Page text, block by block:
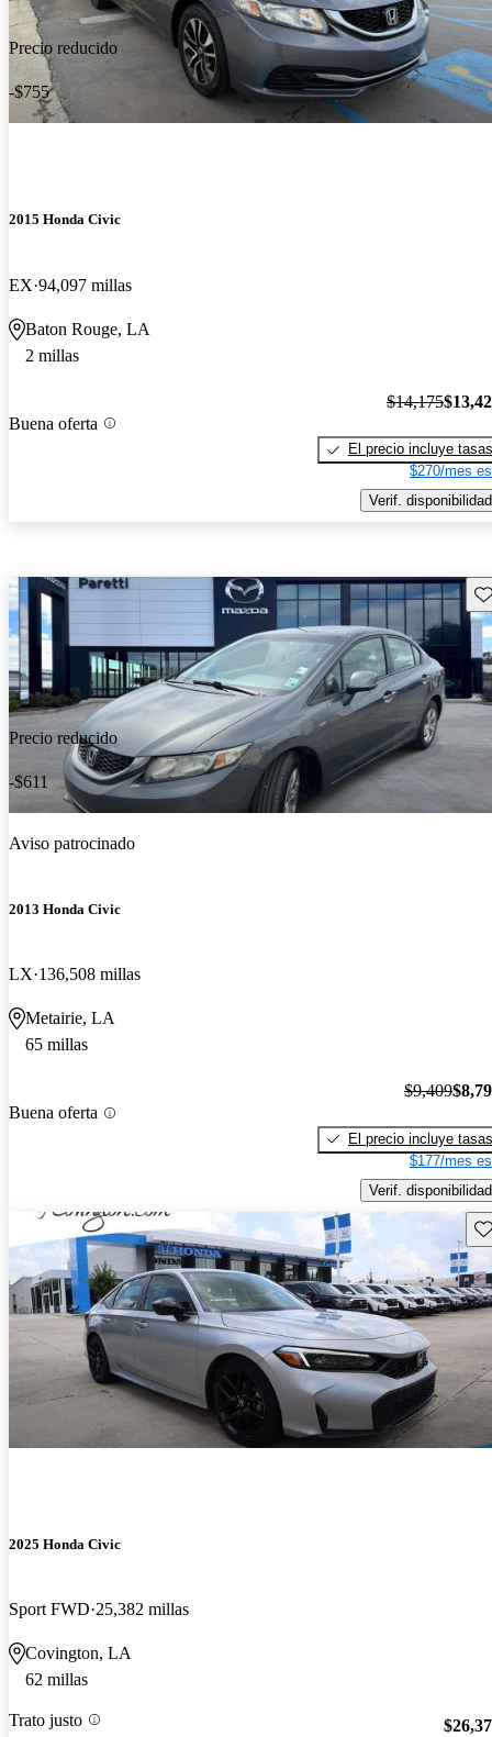
Precio reducido
-$755
2015 Honda Civic
EX 94,097 millas
Baton Rouge, LA
2 millas
Buena oferta
$14,175
El precio incluye tasas
$270/mes
Verif. disponibilidad
Precio reducido
-$611
Aviso patrocinado
2013 Honda Civic
LX 136,508 millas
Metairie, LA
65 millas
Buena oferta
$9,409
El precio incluye tasas
$177/mes
Verif. disponibilidad
2025 Honda Civic
Sport FWD 25,382 millas
Covington, LA
62 millas
Trato justo